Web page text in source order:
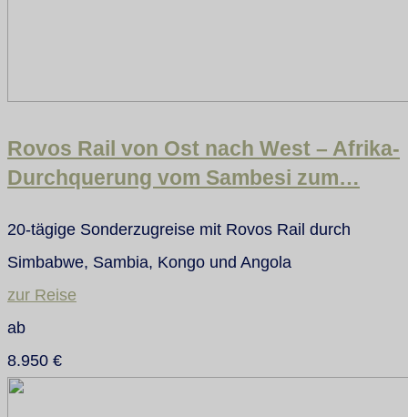
Rovos Rail von Ost nach West – Afrika-
Durchquerung vom Sambesi zum…
20-tägige Sonderzugreise mit Rovos Rail durch
Simbabwe, Sambia, Kongo und Angola
zur Reise
ab
8.950 €